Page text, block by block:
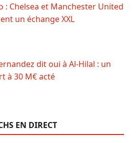
: Chelsea et Manchester United
un échange XXL
dit oui à Al-Hilal : un
à 30 M€ acté
EN DIRECT